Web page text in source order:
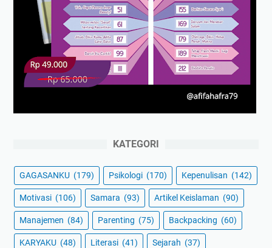
KATEGORI
GAGASANKU (179) Psikologi (170) Kepenulisan (142)
Motivasi (106) Samara (93) Artikel Keislaman (90)
Manajemen (84) Parenting (75) Backpacking (60)
KARYAKU (48) Literasi (41) Sejarah (37)